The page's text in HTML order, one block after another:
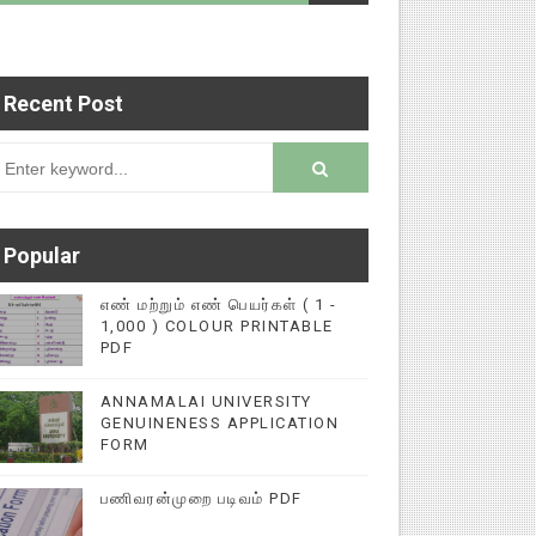
மின்னல் கல்விச் செய்தி இணையதளத்தில்
Recent Post
Popular
எண் மற்றும் எண் பெயர்கள் ( 1 -
1,000 ) COLOUR PRINTABLE
PDF
ANNAMALAI UNIVERSITY
GENUINENESS APPLICATION
FORM
பணிவரன்முறை படிவம் PDF